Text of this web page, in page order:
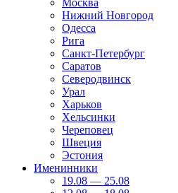
Москва
Нижний Новгород
Одесса
Рига
Санкт-Петербург
Саратов
Северодвинск
Урал
Харьков
Хельсинки
Череповец
Швеция
Эстония
Именинники
19.08 — 25.08